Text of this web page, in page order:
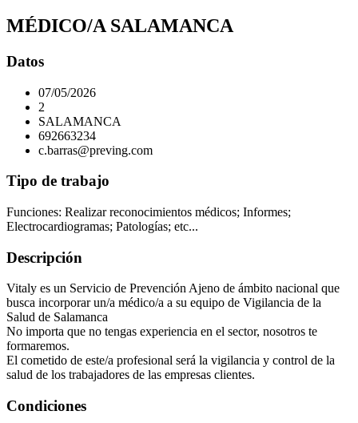
MÉDICO/A SALAMANCA
Datos
07/05/2026
2
SALAMANCA
692663234
c.barras@preving.com
Tipo de trabajo
Funciones: Realizar reconocimientos médicos; Informes;
Electrocardiogramas; Patologías; etc...
Descripción
Vitaly es un Servicio de Prevención Ajeno de ámbito nacional que
busca incorporar un/a médico/a a su equipo de Vigilancia de la
Salud de Salamanca
No importa que no tengas experiencia en el sector, nosotros te
formaremos.
El cometido de este/a profesional será la vigilancia y control de la
salud de los trabajadores de las empresas clientes.
Condiciones